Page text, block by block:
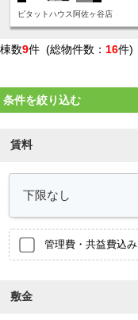
ピタットハウス阿佐ヶ谷店
棟数9件 (総物件数： 16件)
条件を絞り込む
賃料
管理費・共益費込み
敷金